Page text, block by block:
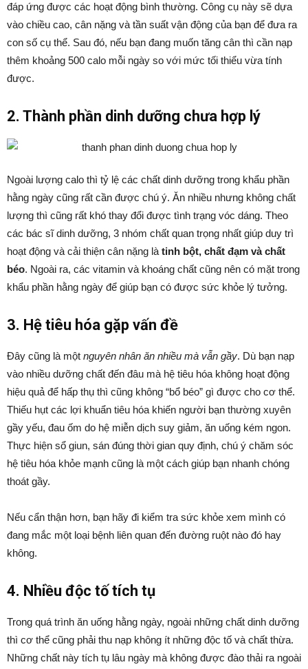
đáp ứng được các hoạt động bình thường. Công cụ này sẽ dựa
vào chiều cao, cân nặng và tần suất vận động của bạn để đưa ra
con số cụ thể. Sau đó, nếu bạn đang muốn tăng cân thì cần nạp
thêm khoảng 500 calo mỗi ngày so với mức tối thiểu vừa tính
được.
2. Thành phần dinh dưỡng chưa hợp lý
Ngoài lượng calo thì tỷ lệ các chất dinh dưỡng trong khẩu phần
hằng ngày cũng rất cần được chú ý. Ăn nhiều nhưng không chất
lượng thì cũng rất khó thay đổi được tình trạng vóc dáng. Theo
các bác sĩ dinh dưỡng, 3 nhóm chất quan trọng nhất giúp duy trì
hoạt động và cải thiện cân nặng là tinh bột, chất đạm và chất
béo. Ngoài ra, các vitamin và khoáng chất cũng nên có mặt trong
khẩu phần hằng ngày để giúp bạn có được sức khỏe lý tưởng.
3. Hệ tiêu hóa gặp vấn đề
Đây cũng là một nguyên nhân ăn nhiều mà vẫn gầy. Dù bạn nạp
vào nhiều dưỡng chất đến đâu mà hệ tiêu hóa không hoạt động
hiệu quả để hấp thụ thì cũng không “bổ béo” gì được cho cơ thể.
Thiếu hụt các lợi khuẩn tiêu hóa khiến người bạn thường xuyên
gầy yếu, đau ốm do hệ miễn dịch suy giảm, ăn uống kém ngon.
Thực hiện sổ giun, sán đúng thời gian quy định, chú ý chăm sóc
hệ tiêu hóa khỏe mạnh cũng là một cách giúp bạn nhanh chóng
thoát gầy.
Nếu cẩn thận hơn, bạn hãy đi kiểm tra sức khỏe xem mình có
đang mắc một loại bệnh liên quan đến đường ruột nào đó hay
không.
4. Nhiều độc tố tích tụ
Trong quá trình ăn uống hằng ngày, ngoài những chất dinh dưỡng
thì cơ thể cũng phải thu nạp không ít những độc tố và chất thừa.
Những chất này tích tụ lâu ngày mà không được đào thải ra ngoài